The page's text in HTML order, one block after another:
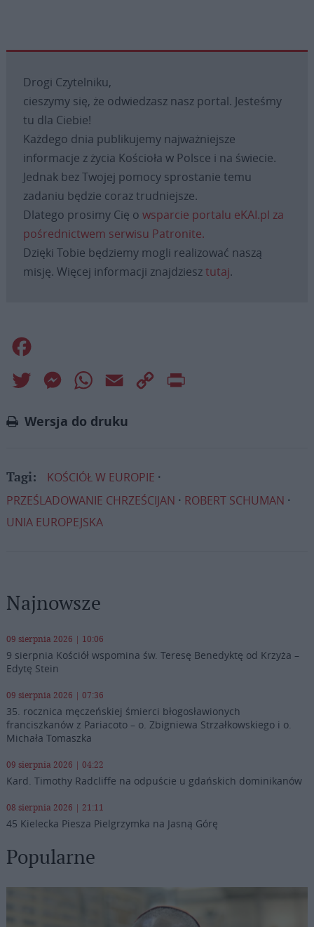
Drogi Czytelniku,
cieszymy się, że odwiedzasz nasz portal. Jesteśmy
tu dla Ciebie!
Każdego dnia publikujemy najważniejsze
informacje z życia Kościoła w Polsce i na świecie.
Jednak bez Twojej pomocy sprostanie temu
zadaniu będzie coraz trudniejsze.
Dlatego prosimy Cię o wsparcie portalu eKAI.pl za
pośrednictwem serwisu Patronite.
Dzięki Tobie będziemy mogli realizować naszą
misję. Więcej informacji znajdziesztutaj.
Twitter MessengerWhatsApp
Email
Copy
Wersja do druku
Tagi:
KOŚCIÓŁ W EUROPIE
PRZEŚLADOWANIE CHRZEŚCIJAN
ROBERT SCHUMAN
UNIA EUROPEJSKA
Najnowsze
09 sierpnia 2026 | 10:06
9 sierpnia Kościół wspomina św. Teresę Benedyktę od Krzyża –
Edytę Stein
09 sierpnia 2026 | 07:36
35. rocznica męczeńskiej śmierci błogosławionych
franciszkanów z Pariacoto – o. Zbigniewa Strzałkowskiego i o.
Michała Tomaszka
09 sierpnia 2026 | 04:22
Kard. Timothy Radcliffe na odpuście u gdańskich dominikanów
08 sierpnia 2026 | 21:11
45 Kielecka Piesza Pielgrzymka na Jasną Górę
Popularne